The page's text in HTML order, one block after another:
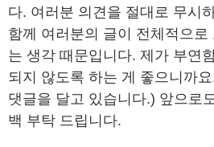
다. 여러분 의견을 절대로 무시
함께 여러분의 글이 전체적으
는 생각 때문입니다. 제가 부연
되지 않도록 하는 게 좋으니까
댓글을 달고 있습니다.) 앞으로
백 부탁 드립니다.